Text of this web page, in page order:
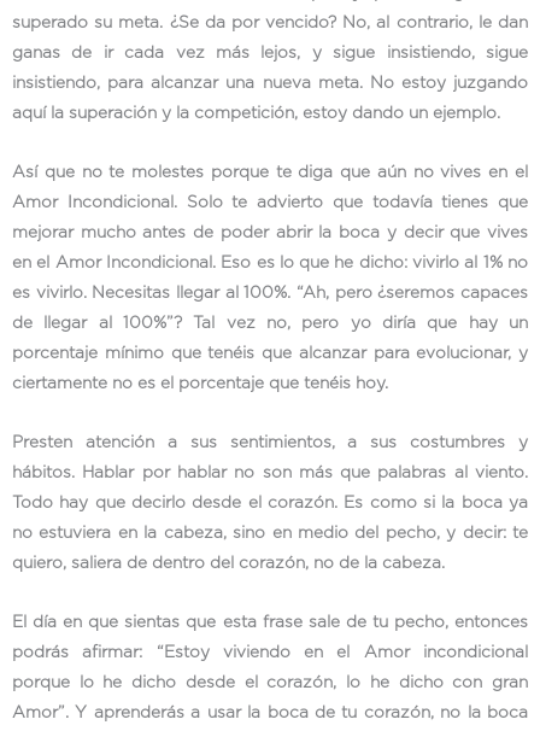
superado su meta. ¿Se da por vencido? No, al contrario, le dan
ganas de ir cada vez más lejos, y sigue insistiendo, sigue
insistiendo, para alcanzar una nueva meta. No estoy juzgando
aquí la superación y la competición, estoy dando un ejemplo.
Así que no te molestes porque te diga que aún no vives en el
Amor Incondicional. Solo te advierto que todavía tienes que
mejorar mucho antes de poder abrir la boca y decir que vives
en el Amor Incondicional. Eso es lo que he dicho: vivirlo al 1% no
es vivirlo. Necesitas llegar al 100%. “Ah, pero ¿seremos capaces
de llegar al 100%”? Tal vez no, pero yo diría que hay un
porcentaje mínimo que tenéis que alcanzar para evolucionar, y
ciertamente no es el porcentaje que tenéis hoy.
Presten atención a sus sentimientos, a sus costumbres y
hábitos. Hablar por hablar no son más que palabras al viento.
Todo hay que decirlo desde el corazón. Es como si la boca ya
no estuviera en la cabeza, sino en medio del pecho, y decir: te
quiero, saliera de dentro del corazón, no de la cabeza.
El día en que sientas que esta frase sale de tu pecho, entonces
podrás afirmar: “Estoy viviendo en el Amor incondicional
porque lo he dicho desde el corazón, lo he dicho con gran
Amor”. Y aprenderás a usar la boca de tu corazón, no la boca